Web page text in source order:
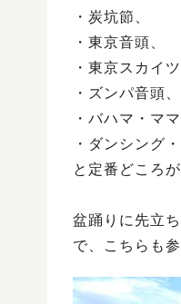
・炭坑節、
・東京音頭、
・東京スカイ
・ズンパ音頭、
・バハマ・ママ
・ダンシング
と定番どころ
盆踊りに先立
で、こちらも